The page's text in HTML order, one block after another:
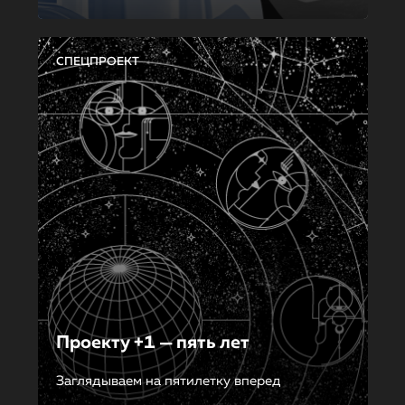
СПЕЦПРОЕКТ
Проекту +1 — пять лет
Заглядываем на пятилетку вперед